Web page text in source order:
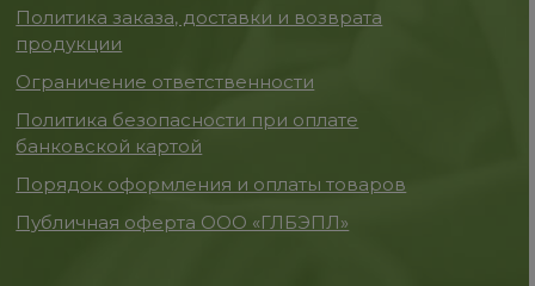
Политика заказа, доставки и возврата
продукции
Ограничение ответственности
Политика безопасности при оплате
банковской картой
Порядок оформления и оплаты товаров
Публичная оферта ООО «ГЛБЭПЛ»